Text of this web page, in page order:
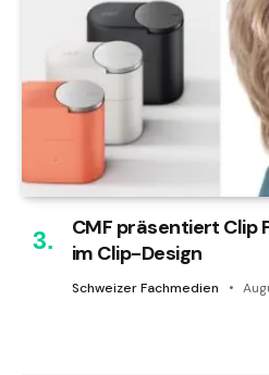
CMF präsentiert Clip
im Clip-Design
Schweizer Fachmedien